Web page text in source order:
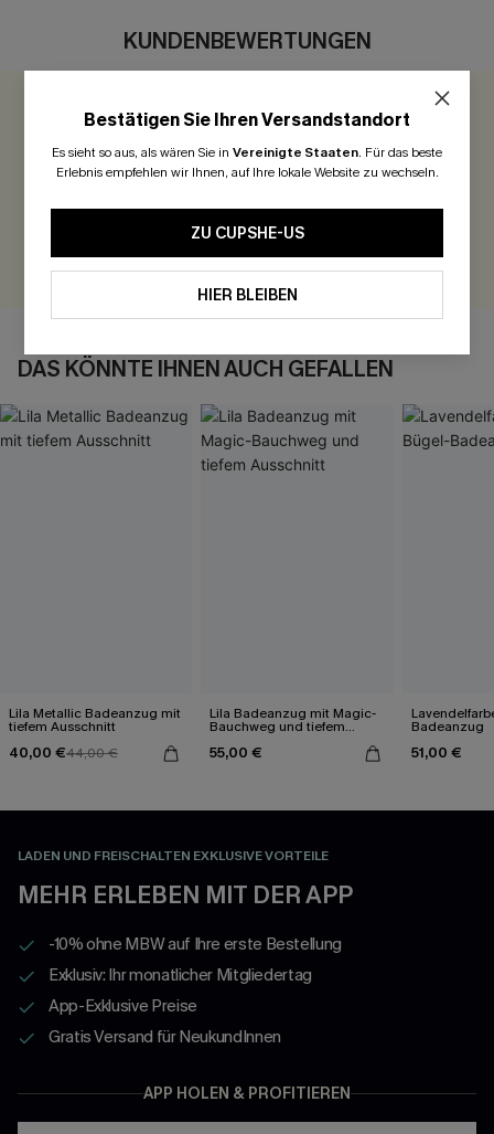
KUNDENBEWERTUNGEN
0.0
Seien Sie der Erste, der bewertet
300 Punkte für Ihre Bewertung!
DAS KÖNNTE IHNEN AUCH GEFALLEN
Lila Metallic Badeanzug mit
tiefem Ausschnitt
40,00 €44,00 €
Lila Badeanzug mit Magic-
Bauchweg und tiefem
55,00 €
Badeanzug
51,00 €
LADEN UND FREISCHALTEN EXKLUSIVE VORTEILE
MEHR ERLEBEN MIT DER APP
-10% ohne MBW auf Ihre erste Bestellung
Exklusiv: Ihr monatlicher Mitgliedertag
App-Exklusive Preise
Gratis Versand für NeukundInnen
APP HOLEN & PROFITIEREN
Bestätigen Sie Ihren Versandstandort
Es sieht so aus, als wären Sie in Vereinigte Staaten. Für das beste
Erlebnis empfehlen wir Ihnen, auf Ihre lokale Website zu wechseln.
ZU CUPSHE-US
HIER BLEIBEN